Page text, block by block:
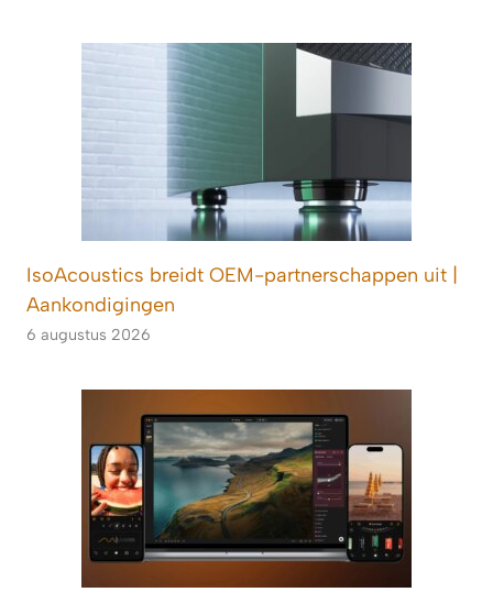
IsoAcoustics breidt OEM-partnerschappen uit |
Aankondigingen
6 augustus 2026